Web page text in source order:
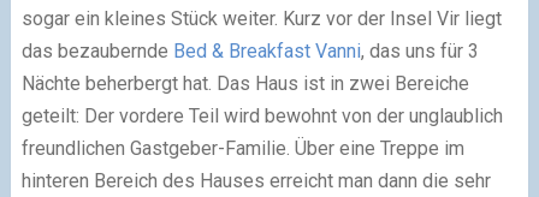
sogar ein kleines Stück weiter. Kurz vor der Insel Vir liegt
das bezaubernde Bed & Breakfast Vanni, das uns für 3
Nächte beherbergt hat. Das Haus ist in zwei Bereiche
geteilt: Der vordere Teil wird bewohnt von der unglaublich
freundlichen Gastgeber-Familie. Über eine Treppe im
hinteren Bereich des Hauses erreicht man dann die sehr